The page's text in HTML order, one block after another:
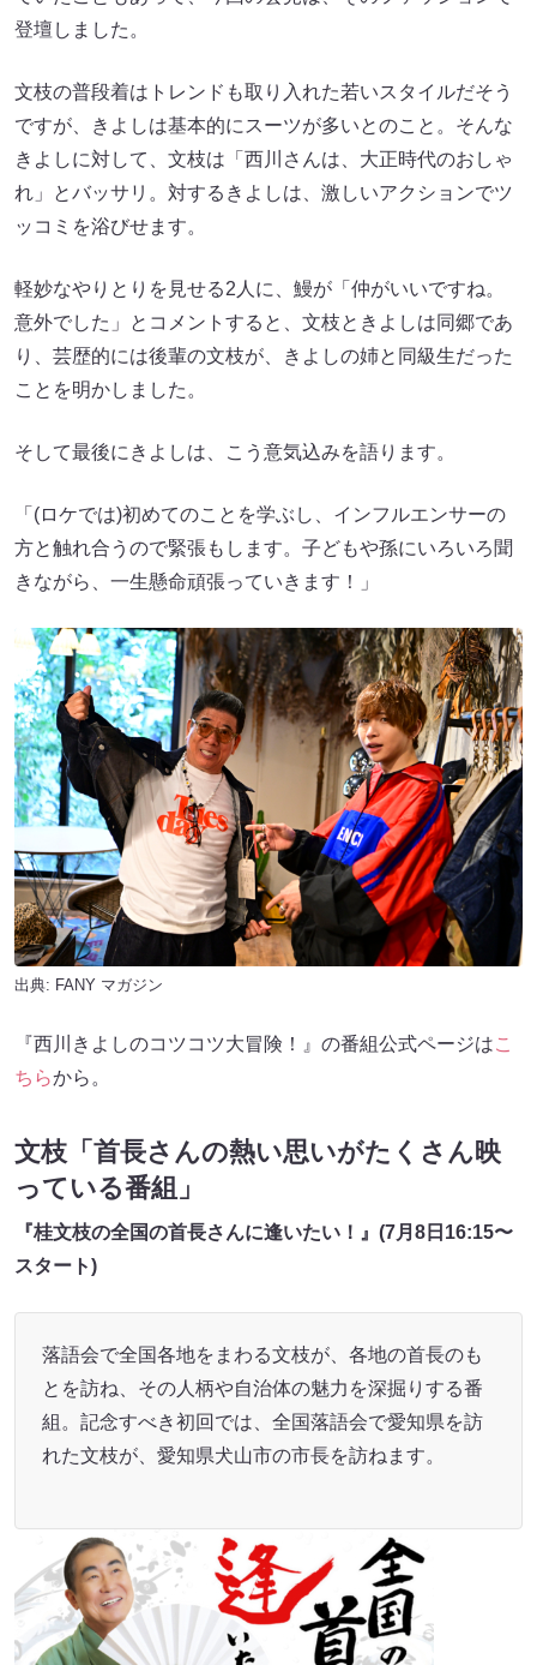
登壇しました。
文枝の普段着はトレンドも取り入れた若いスタイルだそう
ですが、きよしは基本的にスーツが多いとのこと。そんな
きよしに対して、文枝は「西川さんは、大正時代のおしゃ
れ」とバッサリ。対するきよしは、激しいアクションでツ
ッコミを浴びせます。
軽妙なやりとりを見せる2人に、鰻が「仲がいいですね。
意外でした」とコメントすると、文枝ときよしは同郷であ
り、芸歴的には後輩の文枝が、きよしの姉と同級生だった
ことを明かしました。
そして最後にきよしは、こう意気込みを語ります。
「(ロケでは)初めてのことを学ぶし、インフルエンサーの
方と触れ合うので緊張もします。子どもや孫にいろいろ聞
きながら、一生懸命頑張っていきます！」
出典: FANY マガジン
『西川きよしのコツコツ大冒険！』の番組公式ページはこ
ちらから。
文枝「首長さんの熱い思いがたくさん映
っている番組」
『桂文枝の全国の首長さんに逢いたい！』(7月8日16:15〜
スタート)
落語会で全国各地をまわる文枝が、各地の首長のも
とを訪ね、その人柄や自治体の魅力を深掘りする番
組。記念すべき初回では、全国落語会で愛知県を訪
れた文枝が、愛知県犬山市の市長を訪ねます。